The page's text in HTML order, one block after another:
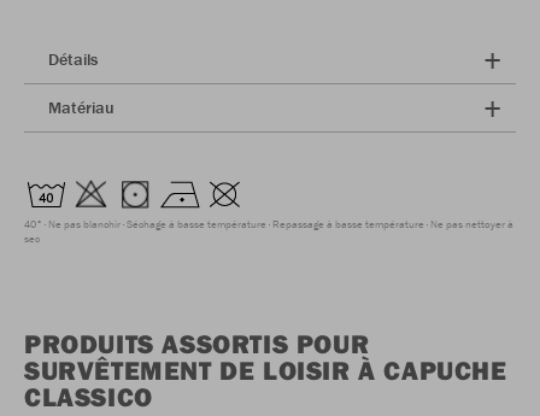
Détails
Matériau
40° Ne pas blanchir Séchage à basse température Repassage à basse température Ne pas nettoyer à
sec
PRODUITS ASSORTIS POUR
SURVÊTEMENT DE LOISIR À CAPUCHE
CLASSICO